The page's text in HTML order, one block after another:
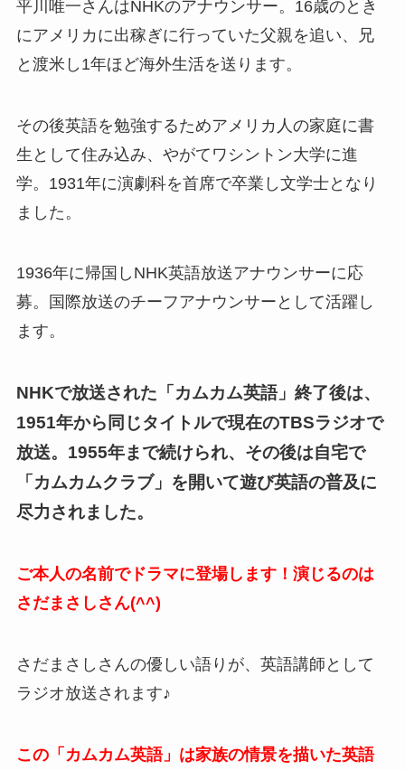
平川唯一さんはNHKのアナウンサー。16歳のとき
にアメリカに出稼ぎに行っていた父親を追い、兄
と渡米し1年ほど海外生活を送ります。
その後英語を勉強するためアメリカ人の家庭に書
生として住み込み、やがてワシントン大学に進
学。1931年に演劇科を首席で卒業し文学士となり
ました。
1936年に帰国しNHK英語放送アナウンサーに応
募。国際放送のチーフアナウンサーとして活躍し
ます。
NHKで放送された「カムカム英語」終了後は、
1951年から同じタイトルで現在のTBSラジオで
放送。1955年まで続けられ、その後は自宅で
「カムカムクラブ」を開いて遊び英語の普及に
尽力されました。
ご本人の名前でドラマに登場します！演じるのは
さだまさしさん(^^)
さだまさしさんの優しい語りが、英語講師として
ラジオ放送されます♪
この「カムカム英語」は家族の情景を描いた英語